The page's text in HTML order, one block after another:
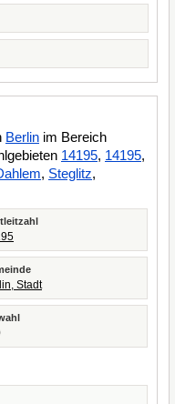
Berlin im Bereich
14195, 14195,
, Steglitz,
Stadt